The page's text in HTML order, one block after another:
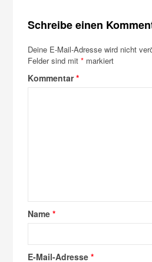
Schreibe einen
Deine E-Mail-Adresse wird nicht
Felder sind mit* markiert
Kommentar*
Name*
E-Mail-Adresse*